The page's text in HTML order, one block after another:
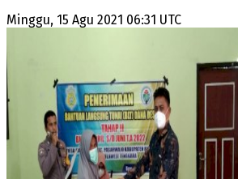
Minggu, 15 Agu 2021 06:31 UTC